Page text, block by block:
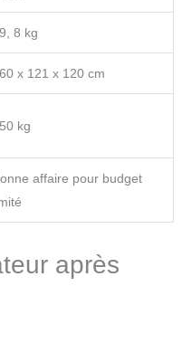
8 kg
x 121 x 120 cm
kg
affaire pour budget
après